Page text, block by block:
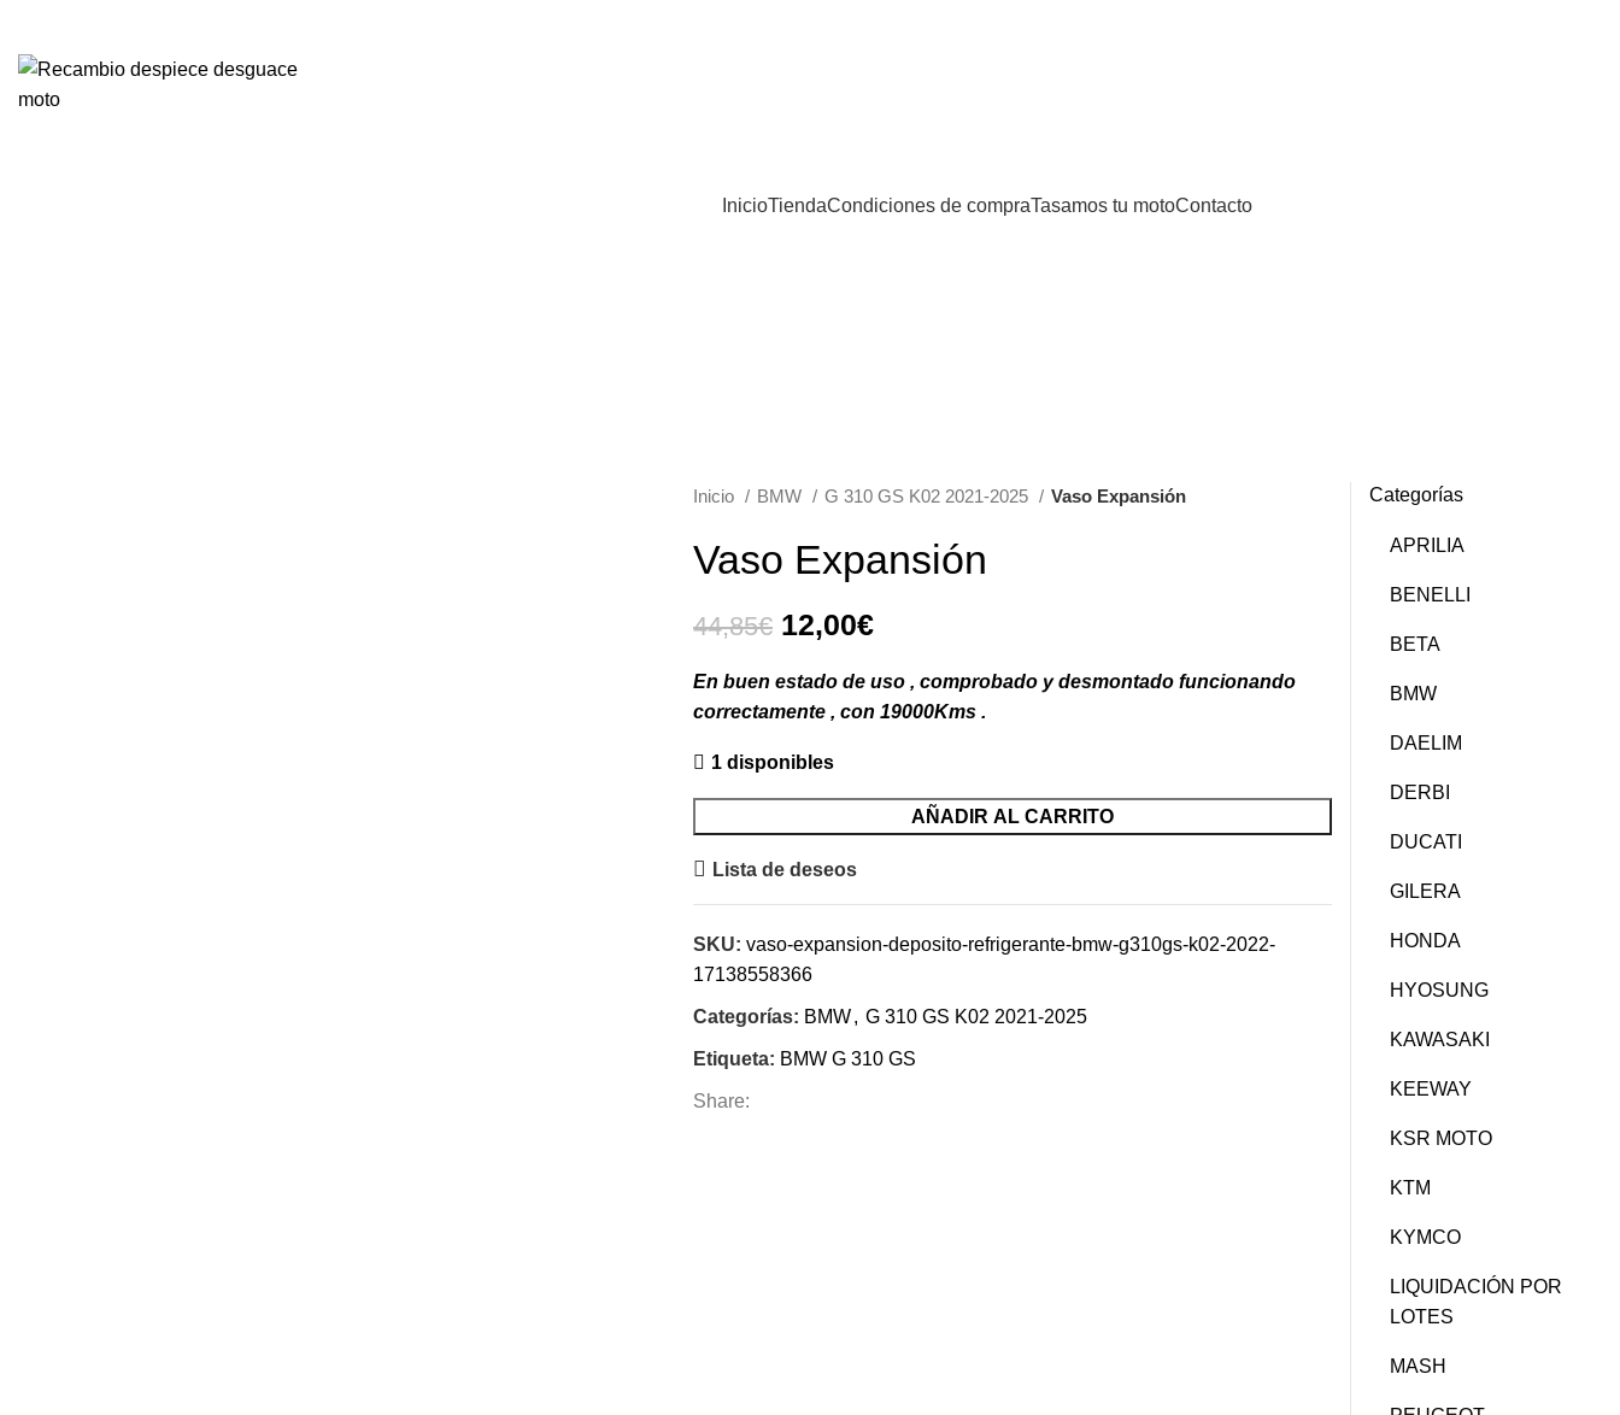
InicioTiendaCondiciones de compraTasamos tu motoContacto
Inicio BMW G 310 GS K02 2021-2025 Vaso Expansión
Vaso Expansión
44,85€ El
original
era:
44,85€.
12,00€El
actual
es:
En buen estado de uso , comprobado y desmontado funcionando
correctamente , con 19000Kms .
1 disponibles
AÑADIR AL CARRITO
Lista de deseos
SKU: vaso-expansion-deposito-refrigerante-bmw-g310gs-k02-2022-
17138558366
Categorías: BMW, G 310 GS K02 2021-2025
Etiqueta: BMW G 310 GS
Share:
Categorías
APRILIA
BENELLI
BETA
BMW
DAELIM
DERBI
DUCATI
GILERA
HONDA
HYOSUNG
KAWASAKI
KEEWAY
KSR MOTO
KTM
KYMCO
LIQUIDACIÓN POR
LOTES
MASH